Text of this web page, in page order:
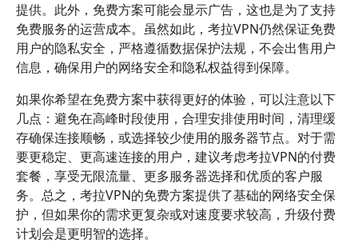
提供。此外，免费方案可能会显示广告，这也是为了支持
免费服务的运营成本。虽然如此，考拉VPN仍然保证免费
用户的隐私安全，严格遵循数据保护法规，不会出售用户
信息，确保用户的网络安全和隐私权益得到保障。
如果你希望在免费方案中获得更好的体验，可以注意以下
几点：避免在高峰时段使用，合理安排使用时间，清理缓
存确保连接顺畅，或选择较少使用的服务器节点。对于需
要更稳定、更高速连接的用户，建议考虑考拉VPN的付费
套餐，享受无限流量、更多服务器选择和优质的客户服
务。总之，考拉VPN的免费方案提供了基础的网络安全保
护，但如果你的需求更复杂或对速度要求较高，升级付费
计划会是更明智的选择。